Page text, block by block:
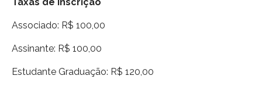
Associado: R$ 100,00
Assinante: R$ 100,00
Estudante Graduação: R$ 120,00